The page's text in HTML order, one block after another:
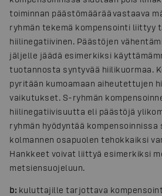
toiminnan päästömäärää vastaava
ryhmän tekemä kompensointi liittyy
hiilinegatiivinen. Päästöjen
jäljelle jäädä esimerkiksi
tuotannosta syntyvää hiilikuormaa.
pyritään kumoamaan aiheutettujen
vaikutukset. S-ryhmän
hiilinegatiivisuutta eli päästöjä
ryhmän hyödyntää
kolmannen osapuolen tehokkaiksi
Hankkeet voivat liittyä esimerkiksi
metsiensuojeluun.
b: kuluttajille tarjottava